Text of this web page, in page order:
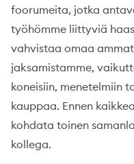
foorumeita, jotka
työhömme liittyviä
vahvistaa omaa
jaksamistamme,
koneisiin, menetelmiin
kauppaa. Ennen
kohdata toinen
kollega.